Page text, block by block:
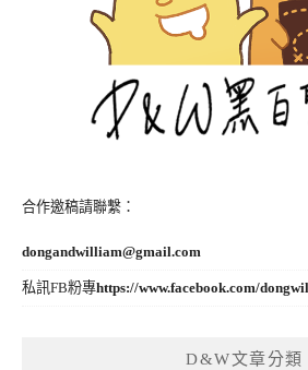
合作邀稿請聯繫：
dongandwilliam@gmail.com
私訊FB粉專https://www.facebook.com/
D&W文章分類